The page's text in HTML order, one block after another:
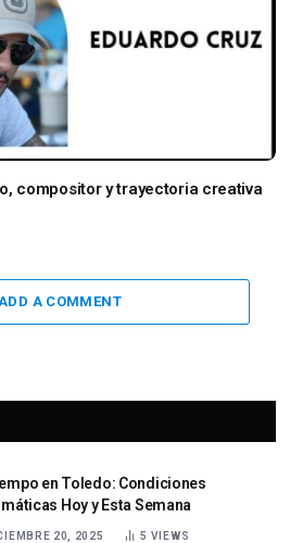
compositor y trayectoria creativa
ADD A COMMENT
en Toledo: Condiciones
Hoy y Esta Semana
20, 2025 5 VIEWS